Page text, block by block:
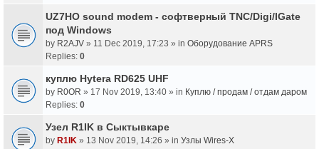
UZ7HO sound modem - cофтверный TNC/Digi/IGate
под Windows
by R2AJV » 11 Dec 2019, 17:23 » in Оборудование APRS
Replies: 0
куплю Hytera RD625 UHF
by R0OR » 17 Nov 2019, 13:40 » in Куплю / продам / отдам даром
Replies: 0
Узел R1IK в Сыктывкаре
by R1IK » 13 Nov 2019, 14:26 » in Узлы Wires-X